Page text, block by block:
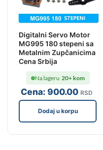
Digitalni Servo Motor
MG995 180 stepeni sa
Metalnim Zupčanicima
Cena Srbija
Cena:900.00 RSD
Na lageru 20+ kom
Dodaj u korpu